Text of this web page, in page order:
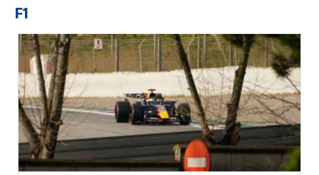
F1